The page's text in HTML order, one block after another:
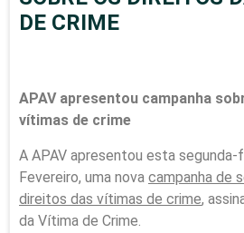
DE CRIME
APAV apresentou campanha
vítimas de crime
A APAV apresentou esta segunda-
Fevereiro, uma nova campanha de
direitos das vítimas de crime,
da Vítima de Crime.